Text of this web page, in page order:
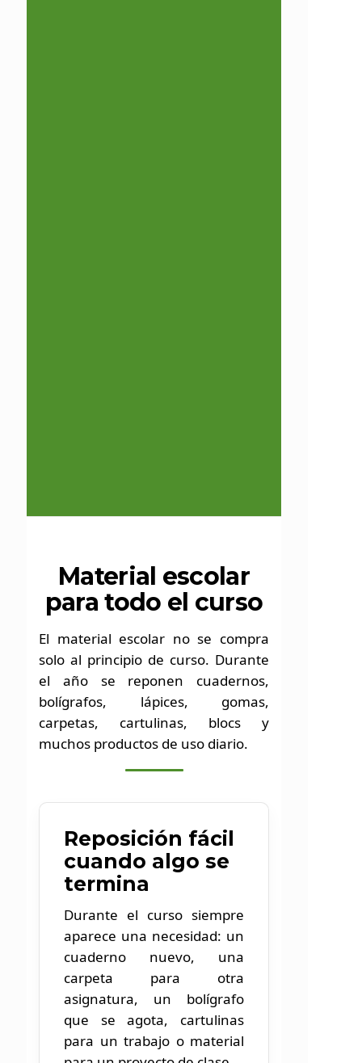
Un curso
ordenado
empieza con
una buena
base.
El material escolar adecuado ayuda a
escribir mejor, organizar apuntes, preparar
Desde los primeros años hasta secundaria,
formación y estudio personal, cada etapa
necesita productos prácticos y fáciles de
Material escolar en gráficas dprint,
Sant Andreu.
Material escolar
para todo el curso
El material escolar no se compra
solo al principio de curso. Durante
el año se reponen cuadernos,
bolígrafos, lápices, gomas,
carpetas, cartulinas, blocs y
muchos productos de uso diario.
Reposición fácil
cuando algo se
termina
Durante el curso siempre
aparece una necesidad: un
cuaderno nuevo, una
carpeta para otra
asignatura, un bolígrafo
que se agota, cartulinas
para un trabajo o material